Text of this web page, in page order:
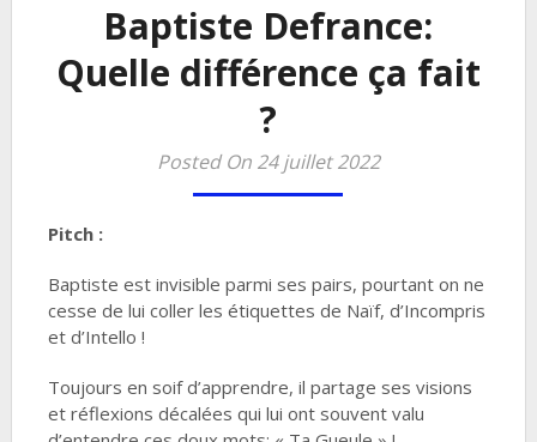
Baptiste Defrance:
Quelle différence ça fait
?
Posted On 24 juillet 2022
Pitch :
Baptiste est invisible parmi ses pairs, pourtant on ne
cesse de lui coller les étiquettes de Naïf, d’Incompris
et d’Intello !
Toujours en soif d’apprendre, il partage ses visions
et réflexions décalées qui lui ont souvent valu